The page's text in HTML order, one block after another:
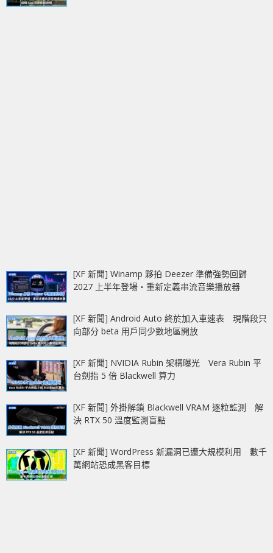
[XF 新聞] Winamp 夥拍 Deezer 準備強勢回歸
2027 上半年登場‧重新定義串流音樂播放器
[XF 新聞] Android Auto 終於加入車速表 現階段只
向部分 beta 用戶同少數地區開放
[XF 新聞] NVIDIA Rubin 架構曝光 Vera Rubin 平
台劍指 5 倍 Blackwell 算力
[XF 新聞] 外掛解鎖 Blackwell VRAM 逐粒監測 解
決 RTX 50 溫度監測盲點
[XF 新聞] WordPress 新漏洞已遭大規模利用 數千
萬網站恐成黑客目標